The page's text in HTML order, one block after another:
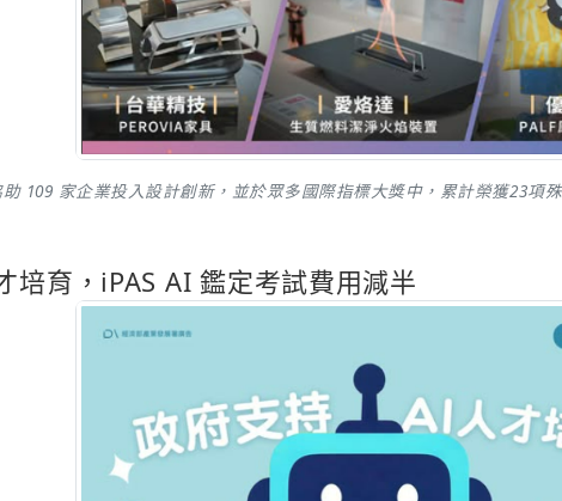
109 家企業投入設計創新，並於眾多國際指標大獎中，累計榮獲23項
育，iPAS AI 鑑定考試費用減半